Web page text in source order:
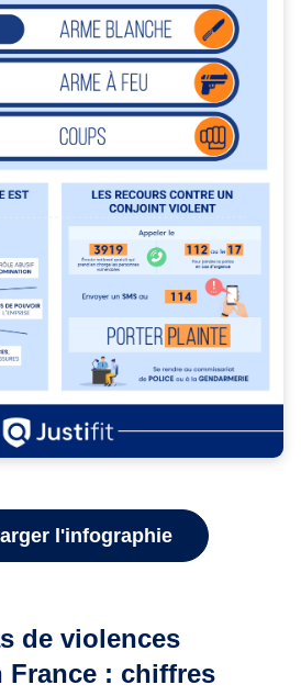
l'infographie
de violences
France : chiffres